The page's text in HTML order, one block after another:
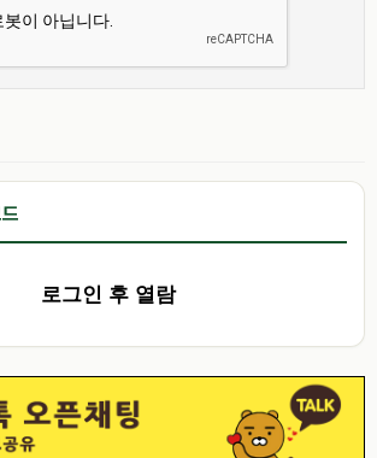
로그인 후 열람